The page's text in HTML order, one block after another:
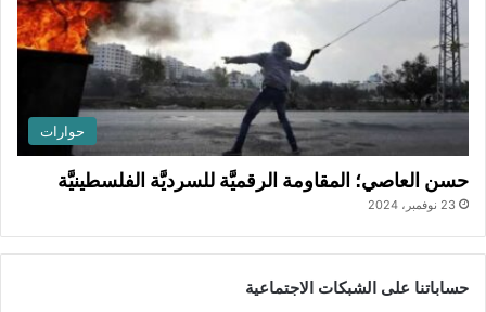
حوارات
حسن العاصي؛ المقاومة الرقميَّة للسرديَّة الفلسطينيَّة
23 نوفمبر، 2024
حساباتنا على الشبكات الاجتماعية